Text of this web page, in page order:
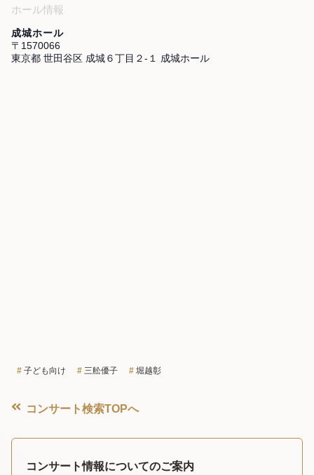
ホール情報
成城ホール
〒1570066
東京都 世田谷区 成城６丁目２-１ 成城ホール
子ども向け 三舩優子 堀越彰
コンサート検索TOPへ
コンサート情報についてのご案内